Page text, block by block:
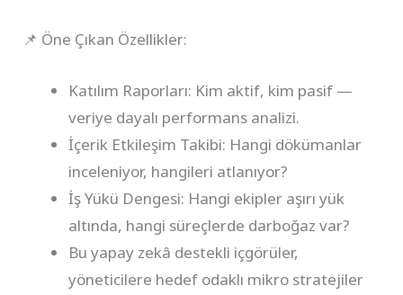
📌 Öne Çıkan Özellikler:
Katılım Raporları: Kim aktif, kim pasif —
veriye dayalı performans analizi.
İçerik Etkileşim Takibi: Hangi dökümanlar
inceleniyor, hangileri atlanıyor?
İş Yükü Dengesi: Hangi ekipler aşırı yük
altında, hangi süreçlerde darboğaz var?
Bu yapay zekâ destekli içgörüler,
yöneticilere hedef odaklı mikro stratejiler